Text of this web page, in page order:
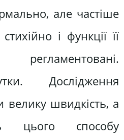
але частіше
і функції її
Дослідження
велику швидкість, а
цього способу